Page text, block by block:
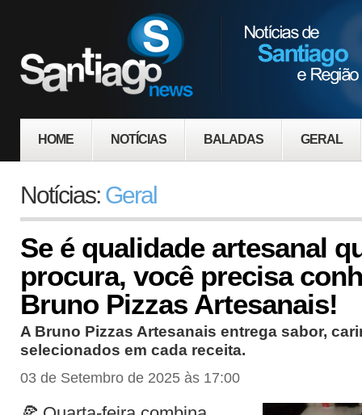
HOME NOTÍCIAS BALADAS GERAL
Notícias: Geral
Se é qualidade artesanal
procura, você precisa
Bruno Pizzas Artesanais!
A Bruno Pizzas Artesanais entrega sabor,
selecionados em cada receita.
03 de Setembro de 2025 às 17:00